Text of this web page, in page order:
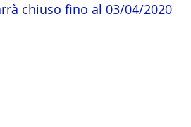
chiuso fino al 03/04/2020